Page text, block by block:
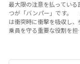
最大限の注意を払っている
つが「バンパー」です。
は衝突時に衝撃を吸収し、
乗員を守る重要な役割を